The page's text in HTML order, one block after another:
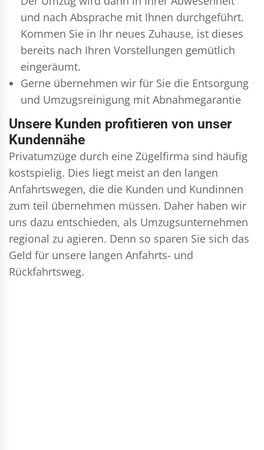
und nach Absprache mit Ihnen durchgeführt.
Kommen Sie in Ihr neues Zuhause, ist dieses
bereits nach Ihren Vorstellungen gemütlich
eingeräumt.
Gerne übernehmen wir für Sie die Entsorgung
und Umzugsreinigung mit Abnahmegarantie
Unsere Kunden profitieren von unser
Kundennähe
Privatumzüge durch eine Zügelfirma sind häufig
kostspielig. Dies liegt meist an den langen
Anfahrtswegen, die die Kunden und Kundinnen
zum teil übernehmen müssen. Daher haben wir
uns dazu entschieden, als Umzugsunternehmen
regional zu agieren. Denn so sparen Sie sich das
Geld für unsere langen Anfahrts- und
Rückfahrtsweg.